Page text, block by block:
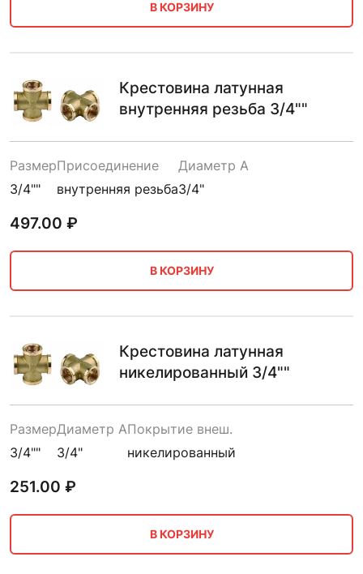
В КОРЗИНУ
Крестовина латунная
внутренняя резьба 3/4""
Размер
3/4""
Присоединение
внутренняя резьба
Диаметр A
3/4"
497.00 ₽
В КОРЗИНУ
Крестовина латунная
никелированный 3/4""
Размер
3/4""
Диаметр A
3/4"
Покрытие внеш.
никелированный
251.00 ₽
В КОРЗИНУ